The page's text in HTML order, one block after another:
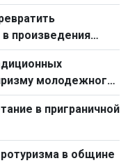
произведения
молодежного
в приграничной
в общине